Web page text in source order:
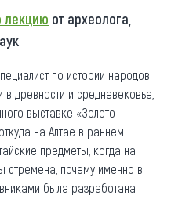
лекцию от археолога,
по истории народов
древности и средневековье,
выставке «Золото
на Алтае в раннем
предметы, когда на
стремена, почему именно в
была разработана